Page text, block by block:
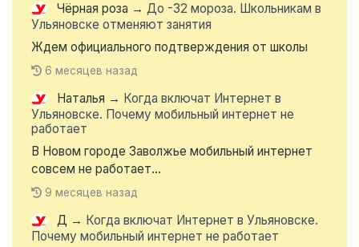
Чёрная роза → До -32 мороза. Школьникам в
Ульяновске отменяют занятия
Ждем официального подтверждения от школы
6 месяцев назад
Наталья → Когда включат Интернет в
Ульяновске. Почему мобильный интернет не
работает
В Новом городе Заволжье мобильный интернет
совсем не работает...
9 месяцев назад
Д → Когда включат Интернет в Ульяновске.
Почему мобильный интернет не работает